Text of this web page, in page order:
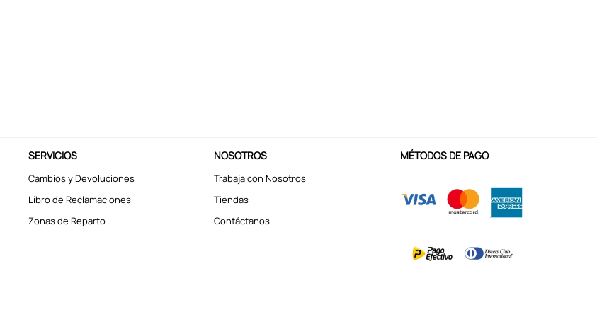
SERVICIOS
Cambios y Devoluciones
Libro de Reclamaciones
Zonas de Reparto
NOSOTROS
Trabaja con Nosotros
Tiendas
Contáctanos
MÉTODOS DE PAGO